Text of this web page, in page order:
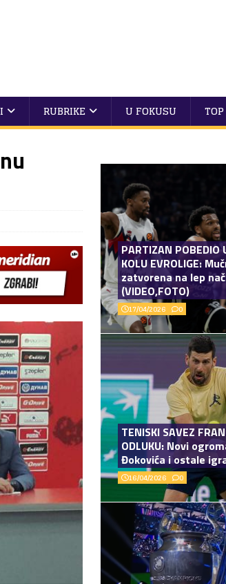
RUBRIKE U FOKUSU
PARTIZAN POBEDIO
KOLU EVROLIGE:
zatvorena na lep
(VIDEO,FOTO)
17/04/2026 0
TENISKI SAVEZ
ODLUKU: Novi
Đokovića i ostale
16/04/2026 0